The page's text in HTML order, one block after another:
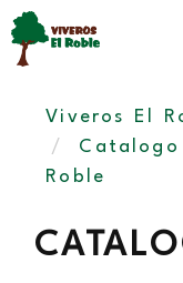
Viveros El
Catalogo
Roble